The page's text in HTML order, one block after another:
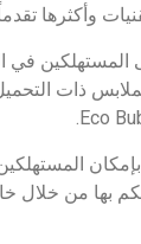
وأكثرها
في